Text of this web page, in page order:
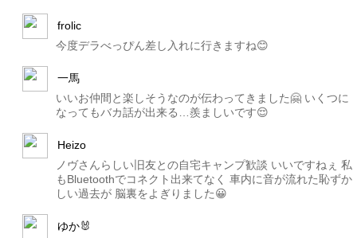
frolic
今度デラべっぴん差し入れに行きますね😊
一馬
いいお仲間と楽しそうなのが伝わってきました🤗 いくつに
なってもバカ話が出来る…羨ましいです😌
Heizo
ノヴさんらしい旧友との自宅キャンプ歓談 いいですねぇ 私
もBluetoothでコネクト出来てなく 車内に音が流れた恥ずか
しい過去が 脳裏をよぎりました😀
ゆか🐰